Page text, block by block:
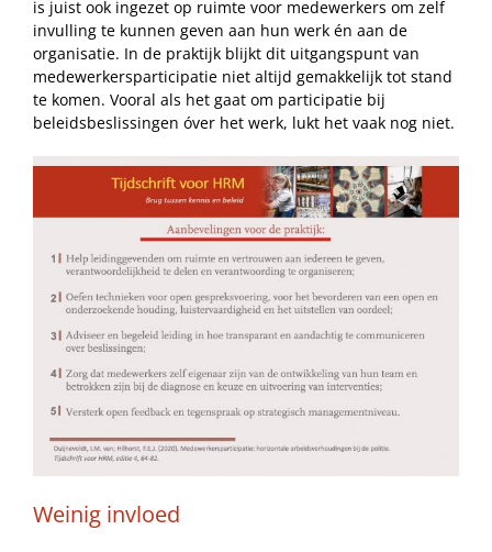
is juist ook ingezet op ruimte voor medewerkers om zelf
invulling te kunnen geven aan hun werk én aan de
organisatie. In de praktijk blijkt dit uitgangspunt van
medewerkersparticipatie niet altijd gemakkelijk tot stand
te komen. Vooral als het gaat om participatie bij
beleidsbeslissingen óver het werk, lukt het vaak nog niet.
Weinig invloed